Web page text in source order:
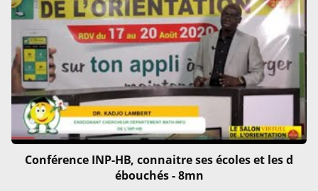
Conférence INP-HB, connaitre ses écoles et les d
ébouchés - 8mn